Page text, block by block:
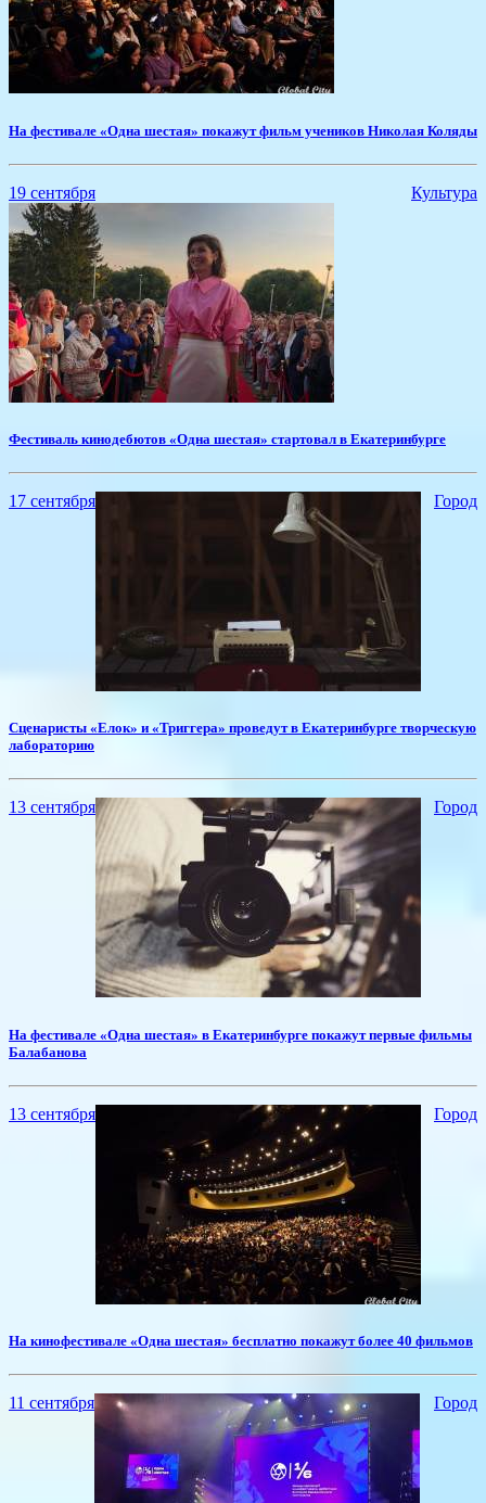
На фестивале «Одна шестая» покажут фильм учеников Николая Коляды
19 сентября Культура
Фестиваль кинодебютов «Одна шестая» стартовал в Екатеринбурге
17 сентября Город
Сценаристы «Елок» и «Триггера» проведут в Екатеринбурге творческую
лабораторию
13 сентября Город
На фестивале «Одна шестая» в Екатеринбурге покажут первые фильмы
Балабанова
13 сентября Город
На кинофестивале «Одна шестая» бесплатно покажут более 40 фильмов
11 сентября Город